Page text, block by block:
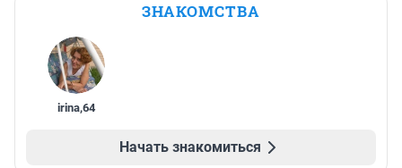
ЗНАКОМСТВА
irina,64
Начать знакомиться